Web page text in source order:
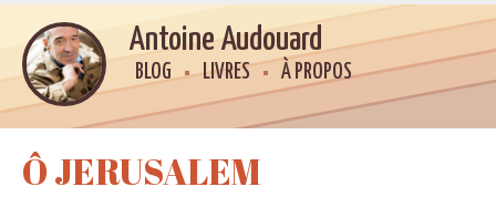
Antoine Audouard
BLOG LIVRES À PROPOS
Ô JERUSALEM